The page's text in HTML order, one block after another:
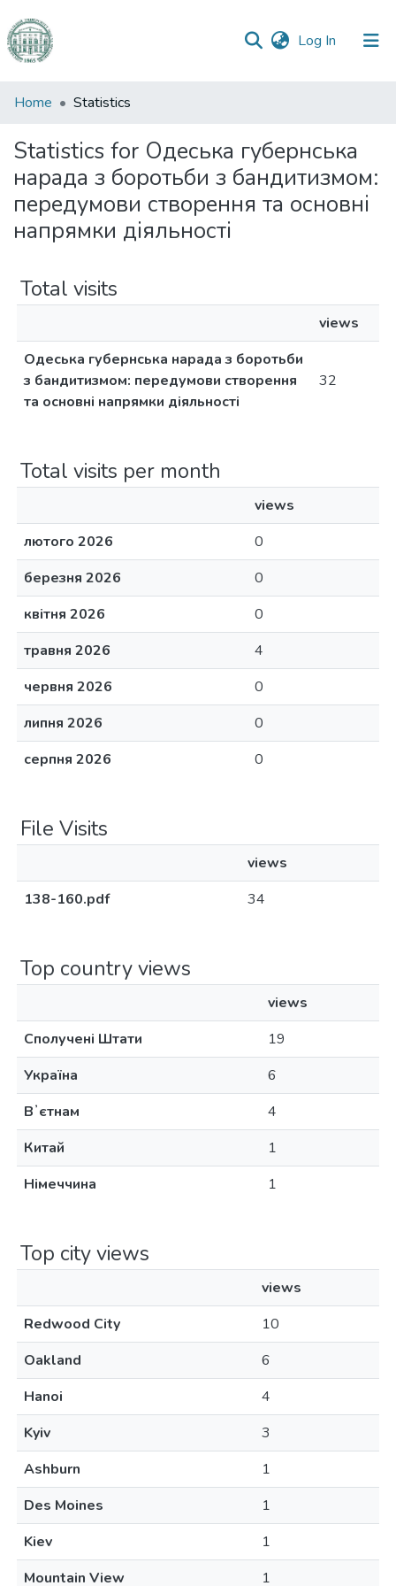
Log In (current)
Communities
Collections
All of DSpace
Home Statistics
Statistics for Одеська губернська
нарада з боротьби з бандитизмом:
передумови створення та основні
напрямки діяльності
Total visits
views
Одеська губернська нарада з боротьби
з бандитизмом: передумови створення
та основні напрямки діяльності
32
Total visits per month
views
лютого 2026
0
березня 2026
0
квітня 2026
0
травня 2026
4
червня 2026
0
липня 2026
0
серпня 2026
0
File Visits
views
138-160.pdf
34
Top country views
views
Сполучені Штати
19
Україна
6
Вʼєтнам
4
Китай
1
Німеччина
1
Top city views
views
Redwood City
10
Oakland
6
Hanoi
4
Kyiv
3
Ashburn
1
Des Moines
1
Kiev
1
Mountain View
1